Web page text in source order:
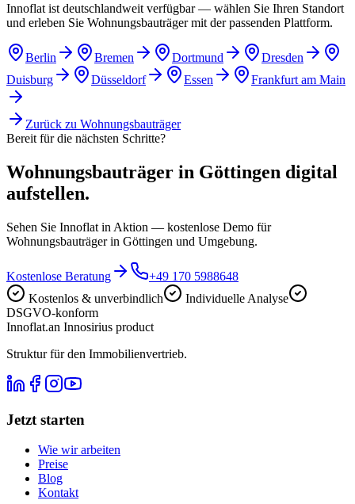
Innoflat ist deutschlandweit verfügbar — wählen Sie Ihren Standort
und erleben Sie Wohnungsbauträger mit der passenden Plattform.
Berlin Bremen Dortmund
Dresden
Duisburg
Düsseldorf Essen Frankfurt am Main
Zurück zu Wohnungsbauträger
Bereit für die nächsten Schritte?
Wohnungsbauträger in Göttingen digital
aufstellen.
Sehen Sie Innoflat in Aktion — kostenlose Demo für
Wohnungsbauträger in Göttingen und Umgebung.
Kostenlose Beratung
+49 170 5988648
Kostenlos & unverbindlich
Individuelle Analyse
DSGVO-konform
Innoflat.an Innosirius product
Struktur für den Immobilienvertrieb.
Jetzt starten
Wie wir arbeiten
Preise
Blog
Kontakt